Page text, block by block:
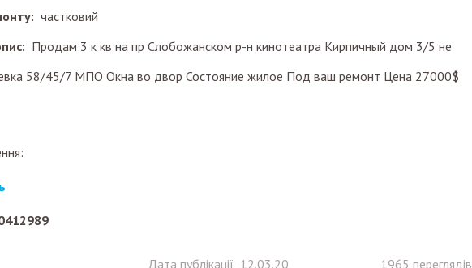
частковий
Продам 3 к кв на пр Слобожанском р-н кинотеатра Кирпичный дом 3/5 не
58/45/7 МПО Окна во двор Состояние жилое Под ваш ремонт Цена 27000$
Дата публікації 12.03.20 1965 переглядів